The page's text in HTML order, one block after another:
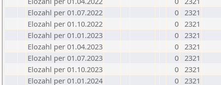
Elozahl per 01.07.2022
0 2321
Elozahl per 01.10.2022
0 2321
Elozahl per 01.01.2023
0 2321
Elozahl per 01.04.2023
0 2321
Elozahl per 01.07.2023
0 2321
Elozahl per 01.10.2023
0 2321
Elozahl per 01.01.2024
0 2321